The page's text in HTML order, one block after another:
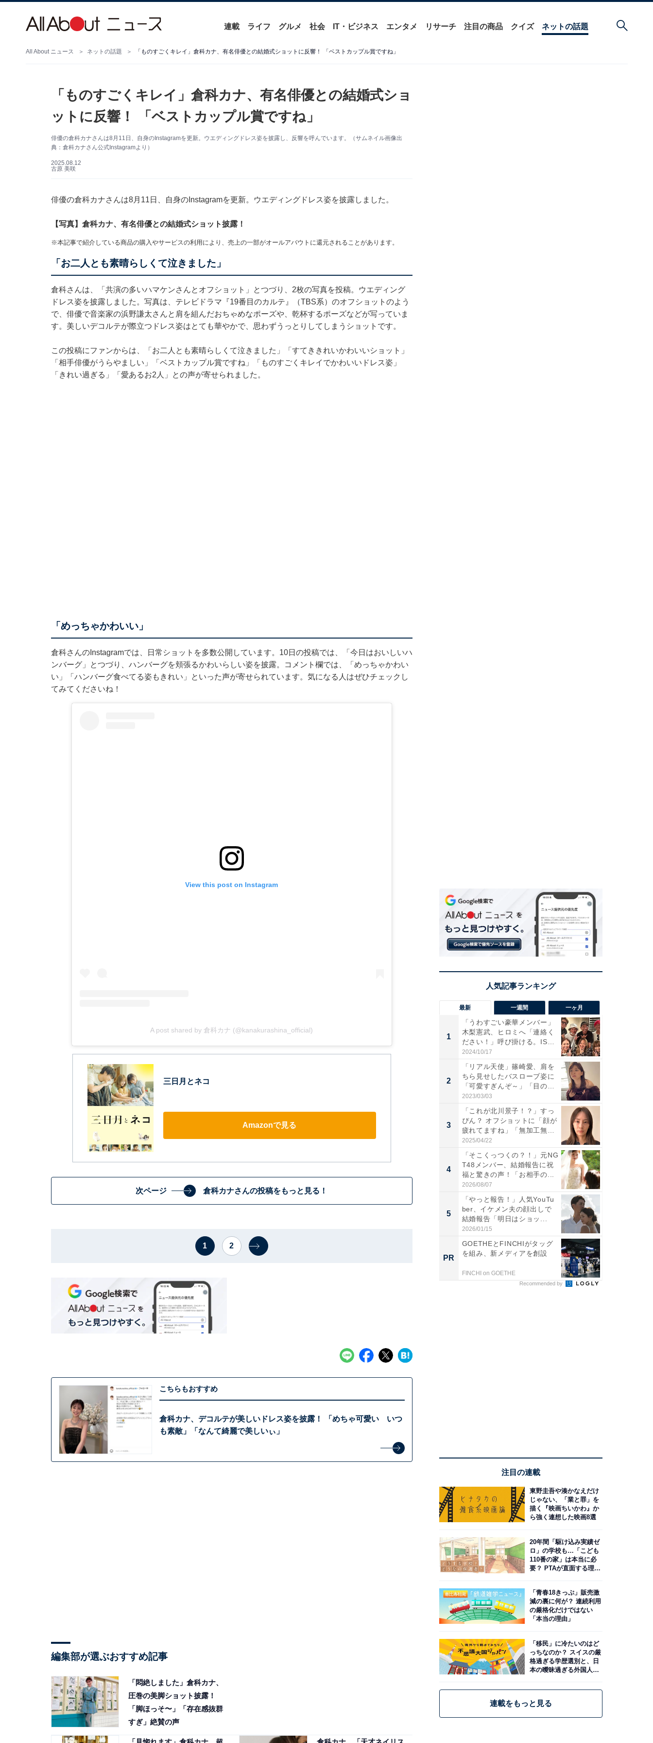
連載 ライフ グルメ 社会 IT・ビジネス エンタメ リサーチ 注目の商品 クイズ ネットの話題
All About ニュース ネットの話題 「ものすごくキレイ」倉科カナ、有名俳優との結婚式ショットに反響！ 「ベストカップル賞ですね」
「ものすごくキレイ」倉科カナ、有名俳優との結婚式ショ
ットに反響！ 「ベストカップル賞ですね」
俳優の倉科カナさんは8月11日、自身のInstagramを更新。ウエディングドレス姿を披露し、反響を呼んでいます。（サムネイル画像出
典：倉科カナさん公式Instagramより）
2025.08.12
古原 美咲
俳優の倉科カナさんは8月11日、自身のInstagramを更新。ウエディングドレス姿を披露しました。
【写真】倉科カナ、有名俳優との結婚式ショット披露！
※本記事で紹介している商品の購入やサービスの利用により、売上の一部がオールアバウトに還元されることがあります。
「お二人とも素晴らしくて泣きました」
倉科さんは、「共演の多いハマケンさんとオフショット」とつづり、2枚の写真を投稿。ウエディング
ドレス姿を披露しました。写真は、テレビドラマ『19番目のカルテ』（TBS系）のオフショットのよう
で、俳優で音楽家の浜野謙太さんと肩を組んだおちゃめなポーズや、乾杯するポーズなどが写っていま
す。美しいデコルテが際立つドレス姿はとても華やかで、思わずうっとりしてしまうショットです。
この投稿にファンからは、「お二人とも素晴らしくて泣きました」「すてききれいかわいいショット」
「相手俳優がうらやましい」「ベストカップル賞ですね」「ものすごくキレイでかわいいドレス姿」
「きれい過ぎる」「愛あるお2人」との声が寄せられました。
「めっちゃかわいい」
倉科さんのInstagramでは、日常ショットを多数公開しています。10日の投稿では、「今日はおいしいハ
ンバーグ」とつづり、ハンバーグを頬張るかわいらしい姿を披露。コメント欄では、「めっちゃかわい
い」「ハンバーグ食べてる姿もきれい」といった声が寄せられています。気になる人はぜひチェックし
てみてくださいね！
View this post on Instagram
A post shared by 倉科カナ (@kanakurashina_official)
三日月とネコ
Amazonで見る
次ページ 倉科カナさんの投稿をもっと見る！
1 2
こちらもおすすめ
倉科カナ、デコルテが美しいドレス姿を披露！ 「めちゃ可愛い いつ
も素敵」「なんて綺麗で美しいぃ」
編集部が選ぶおすすめ記事
「悶絶しました」倉科カナ、
圧巻の美脚ショット披露！
「脚ほっそ〜」「存在感抜群
すぎ」絶賛の声
最新 一週間 一ヶ月
1
「うわすごい豪華メンバー」
木梨憲武、ヒロミへ「連絡く
ださい！」呼び掛ける。IS
S...
2024/10/17
2
「リアル天使」篠崎愛、肩を
ちら見せしたバスローブ姿に
「可愛すぎんぞ～」「目の表
情...
2023/03/03
3
「これが北川景子！？」すっ
ぴん？ オフショットに「顔が
疲れてますね」「無加工無
表...
2025/04/22
4
「そこくっつくの？！」元NG
T48メンバー、結婚報告に祝
福と驚きの声！「お相手の...
2026/08/07
5
「やっと報告！」人気YouTu
ber、イケメン夫の顔出しで
結婚報告「明日はショッ...
2026/01/15
PR
GOETHEとFINCHIがタッグ
を組み、新メディアを創設
FINCHI on GOETHE
Recommended by
注目の連載
東野圭吾や湊かなえだけ
じゃない、「業と罪」を
描く『映画ちいかわ』か
ら強く連想した映画8選
20年間「駆け込み実績ゼ
ロ」の学校も…「こども
110番の家」は本当に必
要？ PTAが直面する理想
「青春18きっぷ」販売激
減の裏に何が？ 連続利用
の厳格化だけではない
「本当の理由」
「移民」に冷たいのはど
っちなのか？ スイスの厳
格過ぎる学歴選別と、日
本の曖昧過ぎる外国人政
連載をもっと見る